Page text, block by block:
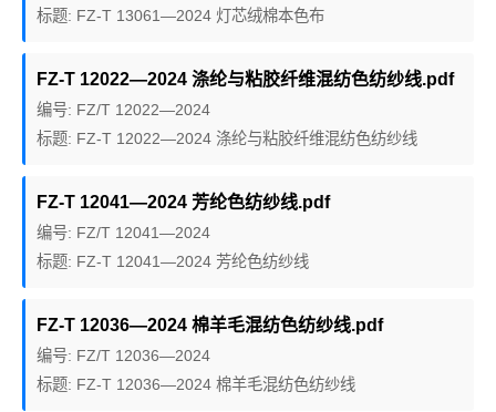
标题: FZ-T 13061—2024 灯芯绒棉本色布
FZ-T 12022—2024 涤纶与粘胶纤维混纺色纺纱线.pdf
编号: FZ/T 12022—2024
标题: FZ-T 12022—2024 涤纶与粘胶纤维混纺色纺纱线
FZ-T 12041—2024 芳纶色纺纱线.pdf
编号: FZ/T 12041—2024
标题: FZ-T 12041—2024 芳纶色纺纱线
FZ-T 12036—2024 棉羊毛混纺色纺纱线.pdf
编号: FZ/T 12036—2024
标题: FZ-T 12036—2024 棉羊毛混纺色纺纱线